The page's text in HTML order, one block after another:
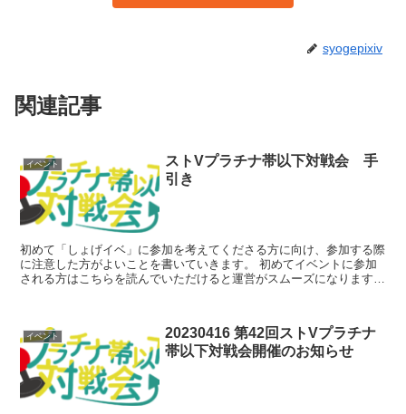
syogepixiv
関連記事
イベント
ストVプラチナ帯以下対戦会 手
引き
初めて「しょげイベ」に参加を考えてくださる方に向け、参加する際
に注意した方がよいことを書いていきます。 初めてイベントに参加
される方はこちらを読んでいただけると運営がスムーズになります！
いますが、他のイベントもほぼ同様なので他のイベントの際もこの記
事をご覧ください。
イベント
20230416 第42回ストVプラチナ
帯以下対戦会開催のお知らせ